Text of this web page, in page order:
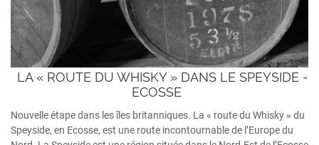
LA « ROUTE DU WHISKY » DANS LE SPEYSIDE -
ECOSSE
Nouvelle étape dans les îles britanniques. La « route du Whisky » du
Speyside, en Ecosse, est une route incontournable de l’Europe du